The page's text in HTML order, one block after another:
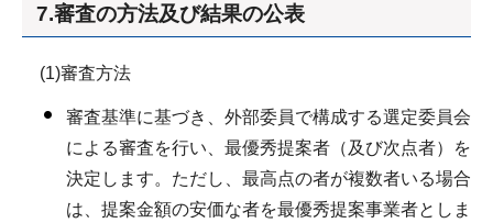
7.審査の方法及び結果の公表
(1)審査方法
審査基準に基づき、外部委員で構成する選定委員会
による審査を行い、最優秀提案者（及び次点者）を
決定します。ただし、最高点の者が複数者いる場合
は、提案金額の安価な者を最優秀提案事業者としま